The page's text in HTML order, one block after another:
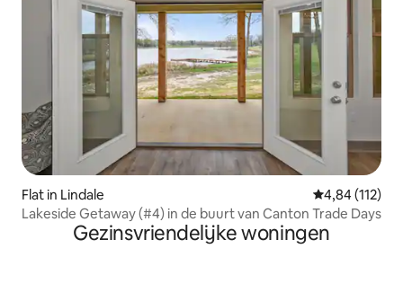
Flat in Lindale Gemiddelde
4,84 (112)
Lakeside Getaway (#4) in de buurt van Canton Trade Days
Gezinsvriendelijke woningen